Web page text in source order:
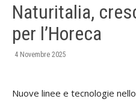
Naturitalia,
per l’Horeca
4 Novembre 2025
Nuove linee e tecnologie